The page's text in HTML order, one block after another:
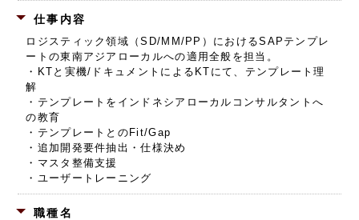
仕事内容
ロジスティック領域（SD/MM/PP）におけるSAPテンプレ
ートの東南アジアローカルへの適用全般を担当。
・KTと実機/ドキュメントによるKTにて、テンプレート理
解
・テンプレートをインドネシアローカルコンサルタントへ
の教育
・テンプレートとのFit/Gap
・追加開発要件抽出・仕様決め
・マスタ整備支援
・ユーザートレーニング
職種名